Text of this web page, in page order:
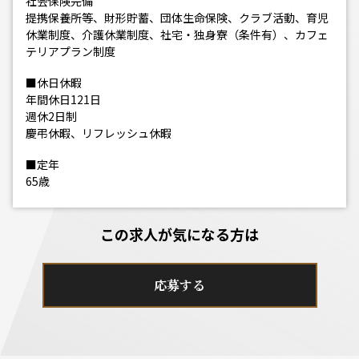
提携保養所等、財形貯蓄、団体生命保険、クラブ活動、育児
休業制度、介護休業制度、社宅・独身寮（条件有）、カフェ
テリアプラン制度
■休日休暇
年間休日121日
週休2日制
慶弔休暇、リフレッシュ休暇
■定年
65歳
この求人が気になる方は
応募する